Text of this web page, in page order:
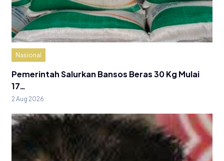
Nasional
Pemerintah Salurkan Bansos Beras 30 Kg Mulai
17…
2 Aug 2026